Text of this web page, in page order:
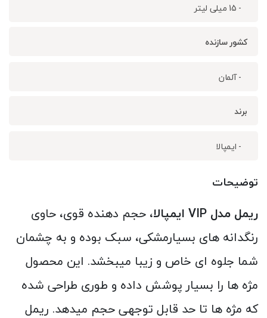
- 15 میلی لیتر
کشور سازنده
- آلمان
برند
- ایمپالا
توضیحات
ریمل مدل VIP ایمپالا
، حجم دهنده قوی، حاوی
رنگدانه های بسیارمشکی، سبک بوده و به چشمان
شما جلوه ای خاص و زیبا میبخشد. این محصول
مژه ها را بسیار پوشش داده و طوری طراحی شده
که مژه ها تا حد قابل توجهی حجم میدهد. ریمل